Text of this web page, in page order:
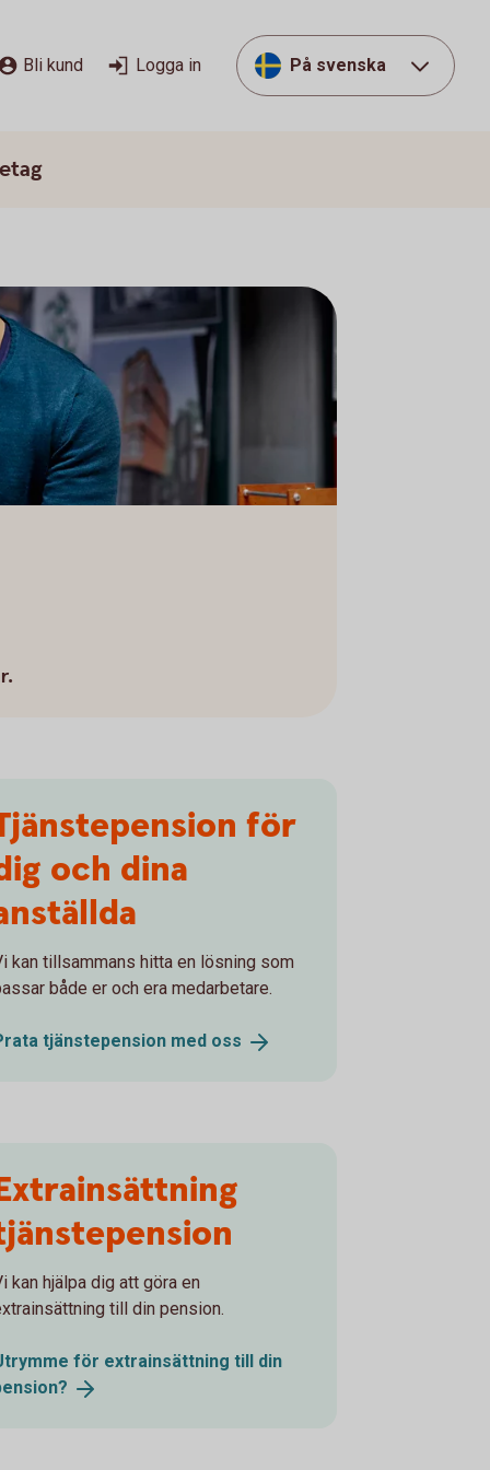
Bli kund Logga in På svenska
för
och dina
kan tillsammans hitta en lösning som
både er och era medarbetare.
tjänstepension med oss
kan hjälpa dig att göra en
till din pension.
för extrainsättning till din